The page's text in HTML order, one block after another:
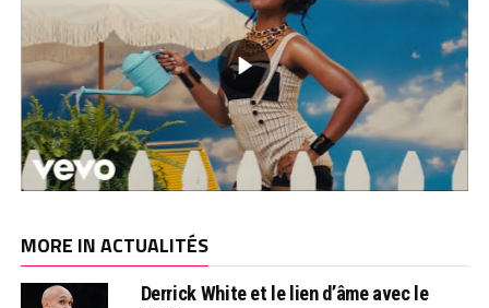
MORE IN ACTUALITÉS
Derrick White et le lien d’âme avec le